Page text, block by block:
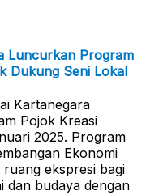
Luncurkan Program
Dukung Seni Lokal
Kartanegara
Pojok Kreasi
2025. Program
Ekonomi
ekspresi bagi
dan budaya dengan